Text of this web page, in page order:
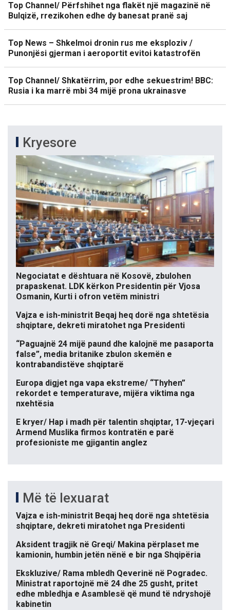
Top Channel/ Përfshihet nga flakët një magazinë në
Bulqizë, rrezikohen edhe dy banesat pranë saj
Top News – Shkelmoi dronin rus me eksploziv /
Punonjësi gjerman i aeroportit evitoi katastrofën
Top Channel/ Shkatërrim, por edhe sekuestrim! BBC:
Rusia i ka marrë mbi 34 mijë prona ukrainasve
Kryesore
Negociatat e dështuara në Kosovë, zbulohen
prapaskenat. LDK kërkon Presidentin për Vjosa
Osmanin, Kurti i ofron vetëm ministri
Vajza e ish-ministrit Beqaj heq dorë nga shtetësia
shqiptare, dekreti miratohet nga Presidenti
“Paguajnë 24 mijë paund dhe kalojnë me pasaporta
false”, media britanike zbulon skemën e
kontrabandistëve shqiptarë
Europa digjet nga vapa ekstreme/ “Thyhen”
rekordet e temperaturave, mijëra viktima nga
nxehtësia
E kryer/ Hap i madh për talentin shqiptar, 17-vjeçari
Armend Muslika firmos kontratën e parë
profesioniste me gjigantin anglez
Më të lexuarat
Vajza e ish-ministrit Beqaj heq dorë nga shtetësia
shqiptare, dekreti miratohet nga Presidenti
Aksident tragjik në Greqi/ Makina përplaset me
kamionin, humbin jetën nënë e bir nga Shqipëria
Ekskluzive/ Rama mbledh Qeverinë në Pogradec.
Ministrat raportojnë më 24 dhe 25 gusht, pritet
edhe mbledhja e Asamblesë që mund të ndryshojë
kabinetin